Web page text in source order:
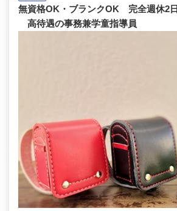
無資格OK・ブランクOK 完全週休2日
高待遇の事務兼学童指導員